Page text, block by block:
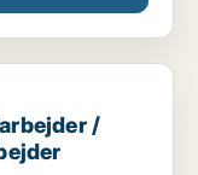
/ børnepasser / fritids
/